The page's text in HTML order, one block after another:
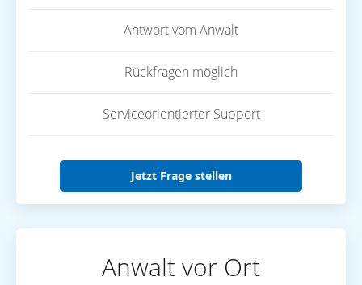
Antwort vom Anwalt
Rückfragen möglich
Serviceorientierter Support
Jetzt Frage stellen
Anwalt vor Ort